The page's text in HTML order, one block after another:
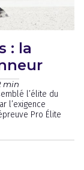
: la
min
l’élite du
l’exigence
Pro Élite